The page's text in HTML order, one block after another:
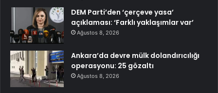
DEM Parti’den ‘çerçeve yasa’
açıklaması: ‘Farklı yaklaşımlar var’
Ağustos 8, 2026
Ankara’da devre mülk dolandırıcılığı
operasyonu: 25 gözaltı
Ağustos 8, 2026